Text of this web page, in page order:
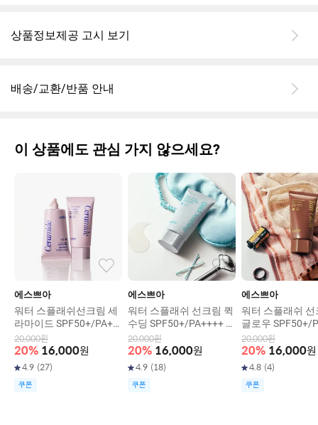
상품정보제공 고시 보기
배송/교환/반품 안내
이 상품에도 관심 가지 않으세요?
에스쁘아
워터 스플래쉬선크림 세
라마이드 SPF50+/PA++
++ 50ml
20,000원
20% 16,000원
4.9 (27)
쿠폰
에스쁘아
워터 스플래쉬 선크림 퀵
수딩 SPF50+/PA++++ 5
0ml
20,000원
20% 16,000원
4.9 (18)
쿠폰
에스쁘아
워터 스플래쉬 선
글로우 SPF50+/
50ml
20,000원
20% 16,000원
4.8 (4)
쿠폰